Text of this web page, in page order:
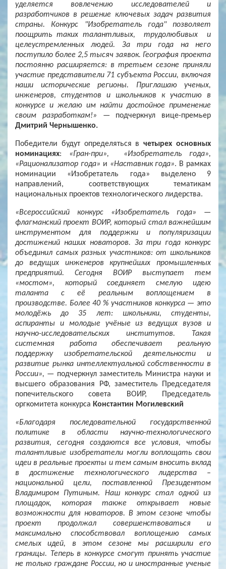
уделяется вовлечению исследователей и
разработчиков в решение ключевых задач развития
страны. Конкурс "Изобретатель года" позволяет
поощрить таких талантливых, трудолюбивых и
целеустремленных людей. За три года на него
поступило более 2,5 тысяч заявок. География проекта
постоянно расширяется: в третьем сезоне приняли
участие представители 71 субъекта России, включая
наши исторические регионы. Приглашаю ученых,
инженеров, студентов и школьников к участию в
конкурсе и желаю им найти достойное применение
своим разработкам!» — подчеркнул вице-премьер
Дмитрий Чернышенко.
Победители будут определяться вчетырех основных
номинациях:
«Гран-при», «Изобретатель года»,
«Рационализатор года» и «Наставник года». В рамках
номинации «Изобретатель года» выделено 9
направлений, соответствующих тематикам
национальных проектов технологического лидерства.
«Всероссийский конкурс «Изобретатель года» —
флагманский проект ВОИР, который стал важнейшим
инструментом для поддержки и популяризации
достижений наших новаторов. За три года конкурс
объединил самых разных участников: от школьников
до ведущих инженеров крупнейших промышленных
предприятий. Сегодня ВОИР выступает тем
«мостом», который соединяет смелую идею
таланта с её реальным воплощением в
производстве. Более 40 % участников конкурса — это
молодёжь до 35 лет: школьники, студенты,
аспиранты и молодые учёные из ведущих вузов и
научно-исследовательских институтов. Такая
системная работа обеспечивает реальную
поддержку изобретательской деятельности и
развитие рынка интеллектуальной собственности в
России», — подчеркнул заместитель Министра науки и
высшего образования РФ, заместитель Председателя
попечительского совета ВОИР, Председатель
оргкомитета конкурса Константин Могилевский
«Благодаря последовательной государственной
политике в области научно-технологического
развития, сегодня создаются все условия, чтобы
талантливые изобретатели могли воплощать свои
идеи в реальные проекты и тем самым вносить вклад
в достижение технологического лидерства –
национальной цели, поставленной Президентом
Владимиром Путиным. Наш конкурс стал одной из
площадок, которая также открывает новые
возможности для новаторов. В этом сезоне чтобы
проект продолжал совершенствоваться и
максимально способствовал воплощению самых
смелых идей, в этом сезоне мы расширили его
границы. Теперь в конкурсе смогут принять участие
не только граждане России, но и иностранные ученые